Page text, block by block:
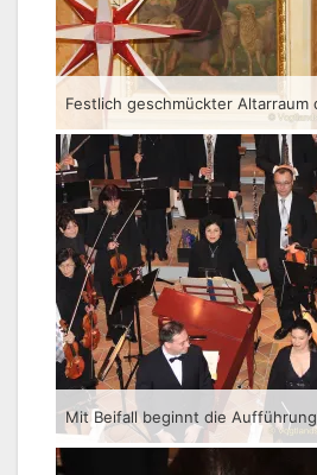
Mit Beifall beginnt die Aufführung